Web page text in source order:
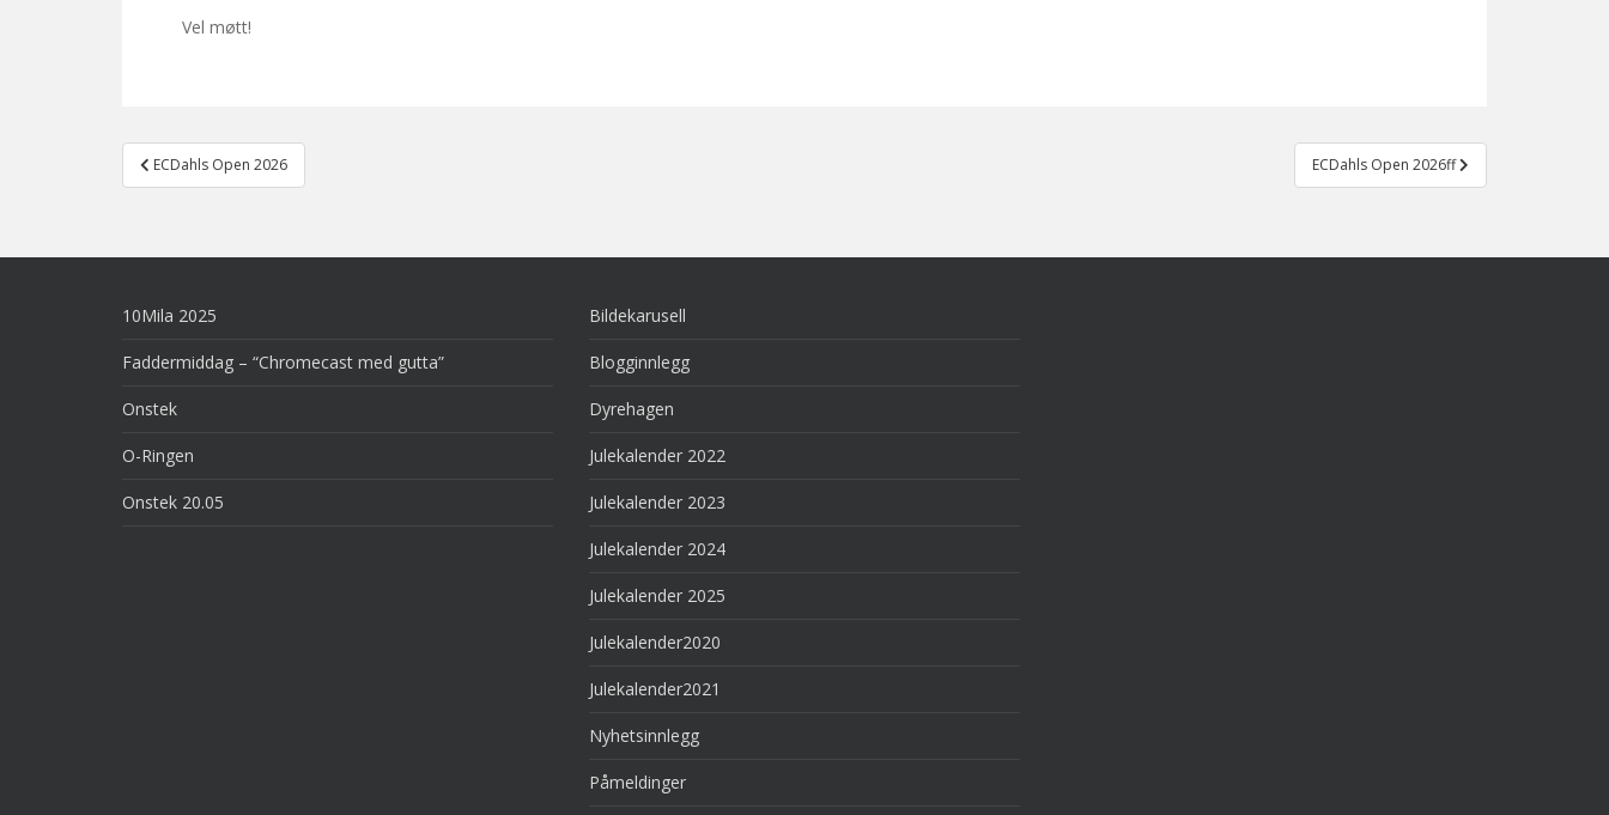
Vel møtt!
Post
navigation
ECDahls Open 2026 ECDahls Open 2026ff
10Mila 2025
Faddermiddag – “Chromecast med gutta”
Onstek
O-Ringen
Onstek 20.05
Bildekarusell
Blogginnlegg
Dyrehagen
Julekalender 2022
Julekalender 2023
Julekalender 2024
Julekalender 2025
Julekalender2020
Julekalender2021
Nyhetsinnlegg
Påmeldinger